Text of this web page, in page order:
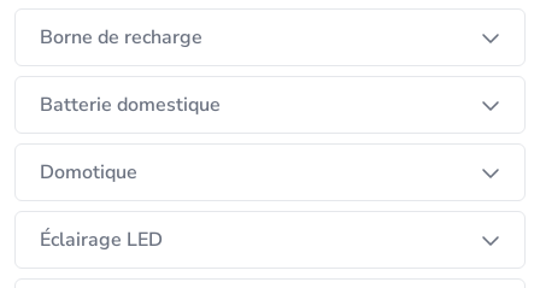
souhaitent réaliser eux-mêmes leurs installations
électriques, avec notre programme DIY.
Chez SCH Technics, notre engagement est de vous
apporter sécurité, confort et durabilité. Nous
adaptons nos solutions à chaque projet, en veillant
à respecter les standards de qualité et les normes
de sécurité, pour garantir votre satisfaction à long
Borne de recharge
Batterie domestique
Domotique
Éclairage LED